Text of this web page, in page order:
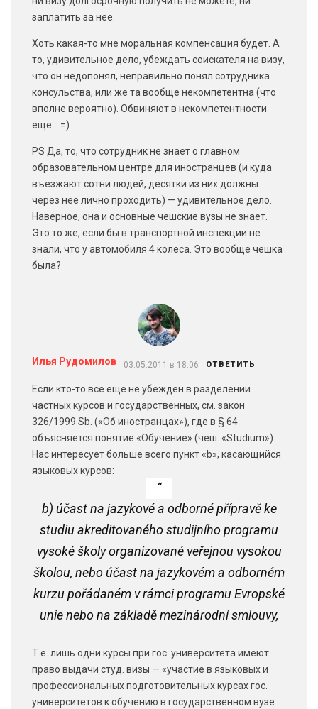
заплатить за нее.
Хоть какая-то мне моральная компенсация будет. А
то, удивительное дело, убеждать соискателя на визу,
что он недопонял, неправильно понял сотрудника
консульства, или же та вообще некомпетентна (что
вполне вероятно). Обвиняют в некомпетентности
еще… =)
PS Да, то, что сотрудник не знает о главном
образовательном центре для иностранцев (и куда
въезжают сотни людей, десятки из них должны
через нее лично проходить) — удивительное дело.
Наверное, она и основные чешские вузы не знает.
Это то же, если бы в транспортной инспекции не
знали, что у автомобиля 4 колеса. Это вообще чешка
была?
Илья Рудомилов 03.05.2011 в 18:06 ОТВЕТИТЬ
Если кто-то все еще не убежден в разделении
частных курсов и государственных, см. закон
326/1999 Sb. («Об иностранцах»), где в § 64
объясняется понятие «Обучение» (чеш. «Studium»).
Нас интересует больше всего пункт «b», касающийся
языковых курсов:
b) účast na jazykové a odborné přípravě ke
studiu akreditovaného studijního programu
vysoké školy organizované veřejnou vysokou
školou, nebo účast na jazykovém a odborném
kurzu pořádaném v rámci programu Evropské
unie nebo na základě mezinárodní smlouvy,
Т.е. лишь одни курсы при гос. университета имеют
право выдачи студ. визы — «участие в языковых и
профессиональных подготовительных курсах гос.
университетов к обучению в государственном вузе